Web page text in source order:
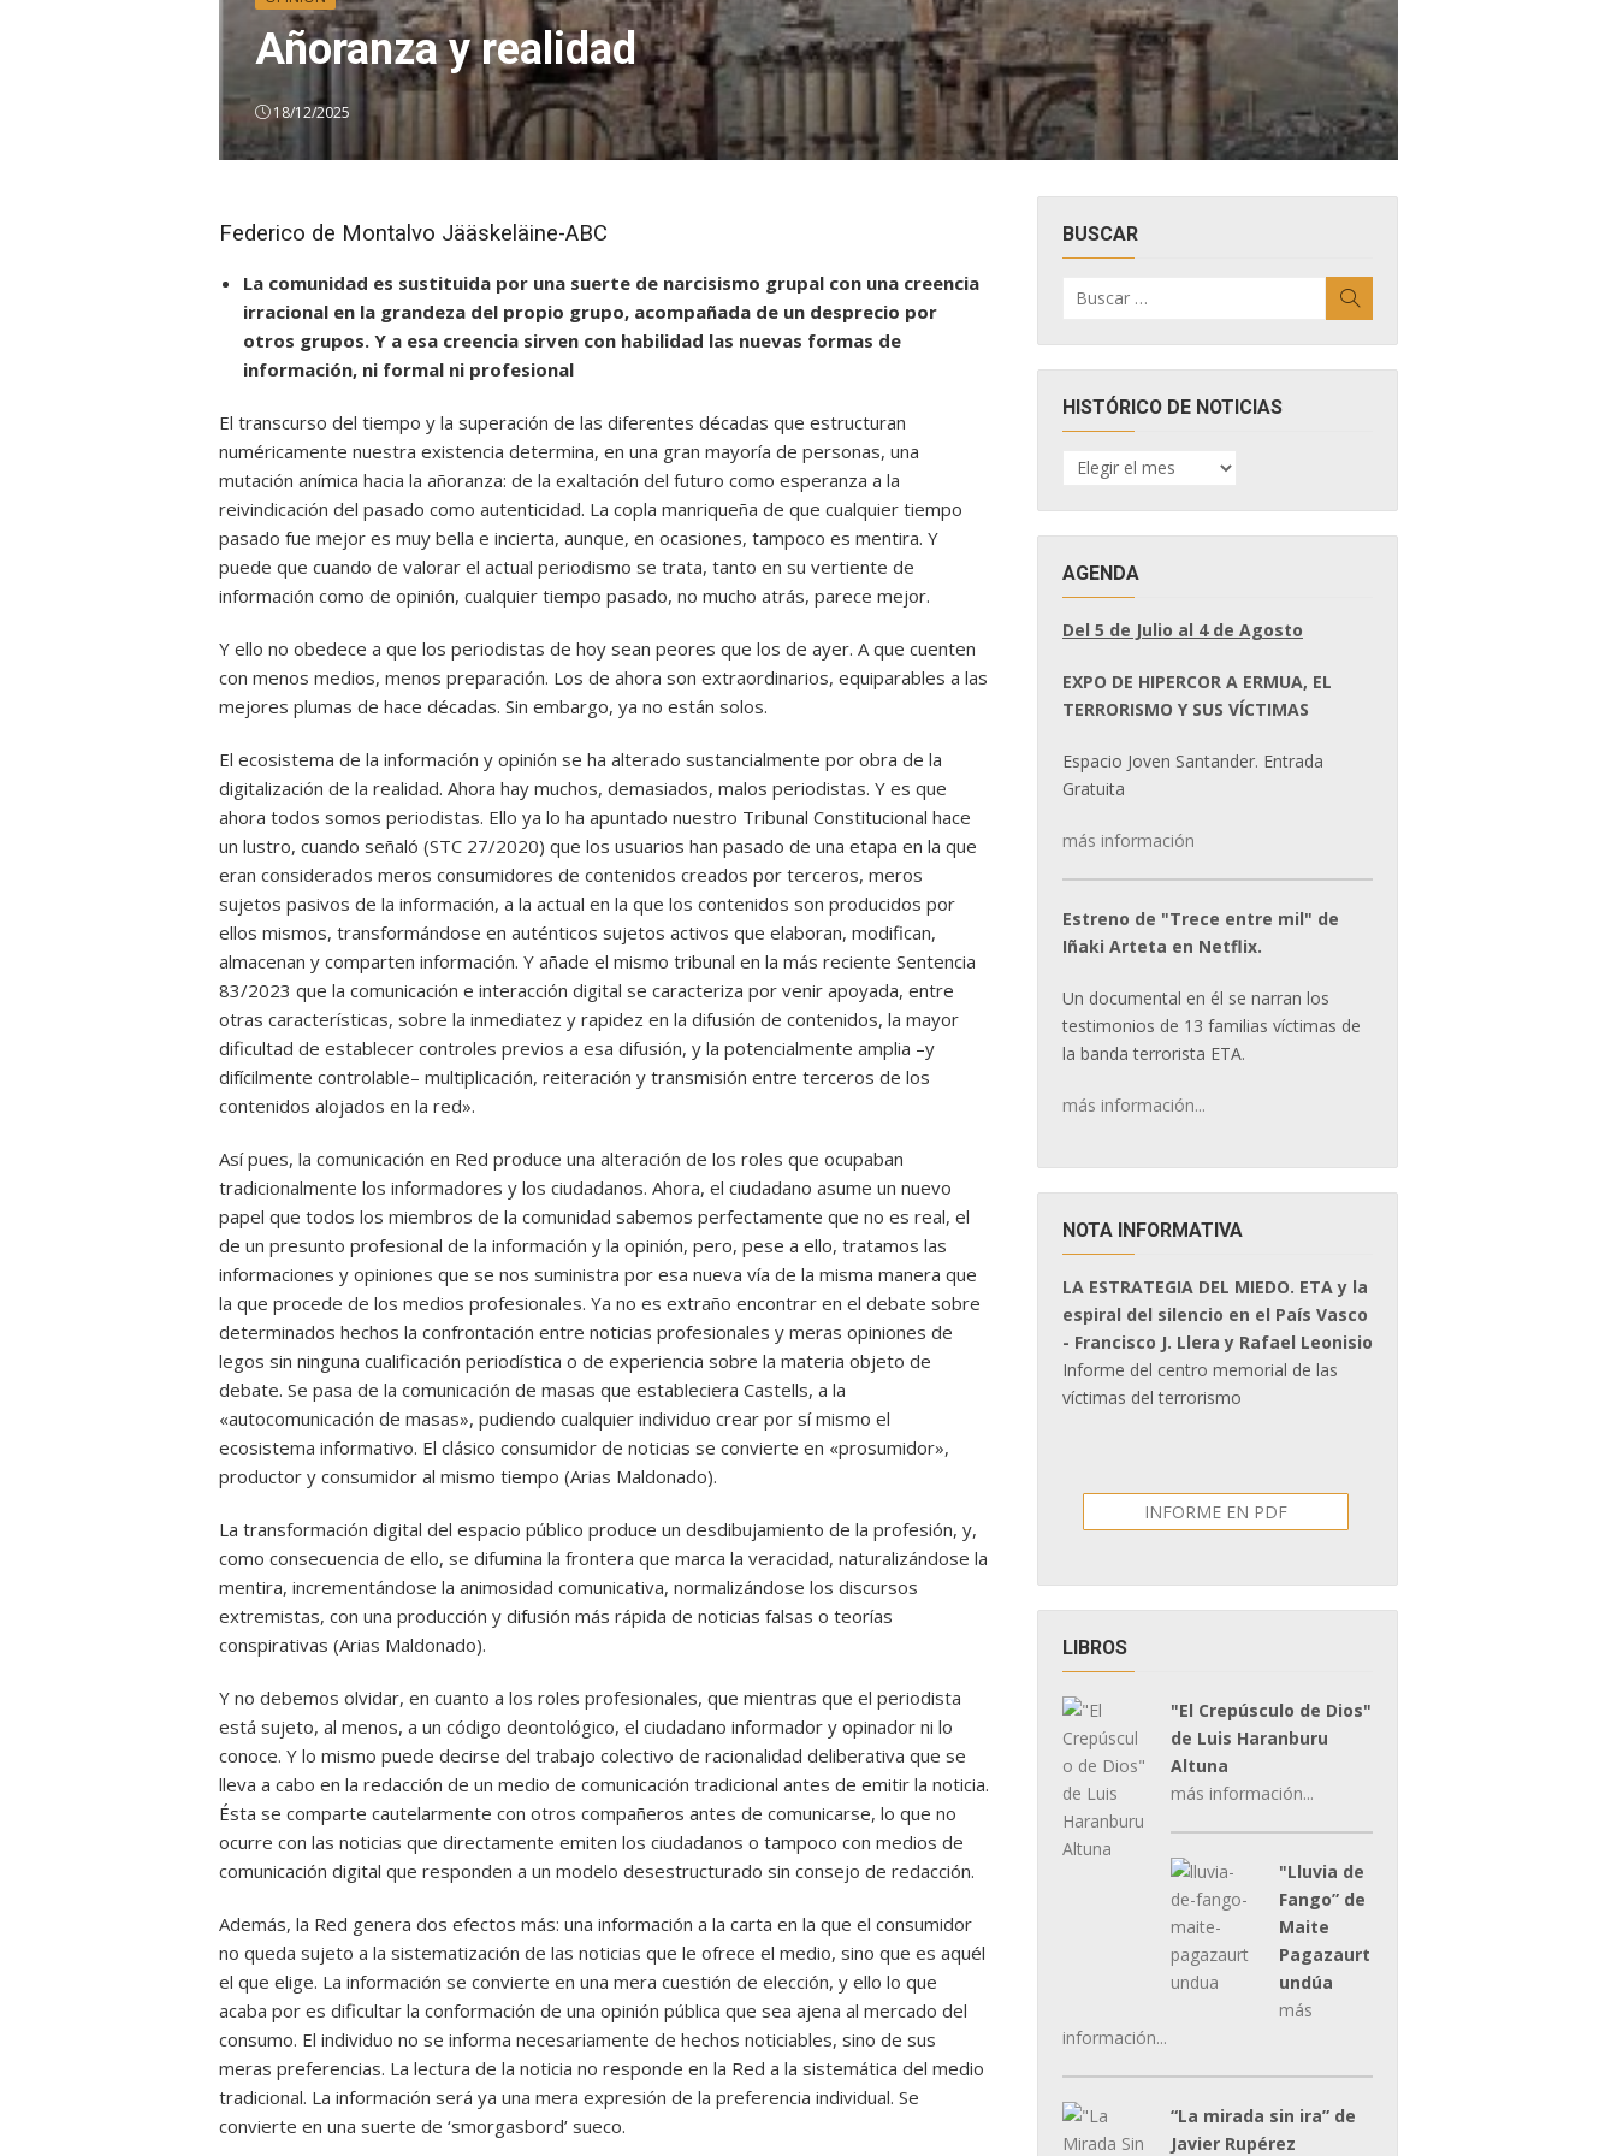
Añoranza y realidad
18/12/2025
Federico de Montalvo Jääskeläine-ABC
La comunidad es sustituida por una suerte de narcisismo grupal con una creencia
irracional en la grandeza del propio grupo, acompañada de un desprecio por
otros grupos. Y a esa creencia sirven con habilidad las nuevas formas de
información, ni formal ni profesional
El transcurso del tiempo y la superación de las diferentes décadas que estructuran
numéricamente nuestra existencia determina, en una gran mayoría de personas, una
mutación anímica hacia la añoranza: de la exaltación del futuro como esperanza a la
reivindicación del pasado como autenticidad. La copla manriqueña de que cualquier tiempo
pasado fue mejor es muy bella e incierta, aunque, en ocasiones, tampoco es mentira. Y
puede que cuando de valorar el actual periodismo se trata, tanto en su vertiente de
información como de opinión, cualquier tiempo pasado, no mucho atrás, parece mejor.
Y ello no obedece a que los periodistas de hoy sean peores que los de ayer. A que cuenten
con menos medios, menos preparación. Los de ahora son extraordinarios, equiparables a las
mejores plumas de hace décadas. Sin embargo, ya no están solos.
El ecosistema de la información y opinión se ha alterado sustancialmente por obra de la
digitalización de la realidad. Ahora hay muchos, demasiados, malos periodistas. Y es que
ahora todos somos periodistas. Ello ya lo ha apuntado nuestro Tribunal Constitucional hace
un lustro, cuando señaló (STC 27/2020) que los usuarios han pasado de una etapa en la que
eran considerados meros consumidores de contenidos creados por terceros, meros
sujetos pasivos de la información, a la actual en la que los contenidos son producidos por
ellos mismos, transformándose en auténticos sujetos activos que elaboran, modifican,
almacenan y comparten información. Y añade el mismo tribunal en la más reciente Sentencia
83/2023 que la comunicación e interacción digital se caracteriza por venir apoyada, entre
otras características, sobre la inmediatez y rapidez en la difusión de contenidos, la mayor
dificultad de establecer controles previos a esa difusión, y la potencialmente amplia –y
difícilmente controlable– multiplicación, reiteración y transmisión entre terceros de los
contenidos alojados en la red».
Así pues, la comunicación en Red produce una alteración de los roles que ocupaban
tradicionalmente los informadores y los ciudadanos. Ahora, el ciudadano asume un nuevo
papel que todos los miembros de la comunidad sabemos perfectamente que no es real, el
de un presunto profesional de la información y la opinión, pero, pese a ello, tratamos las
informaciones y opiniones que se nos suministra por esa nueva vía de la misma manera que
la que procede de los medios profesionales. Ya no es extraño encontrar en el debate sobre
determinados hechos la confrontación entre noticias profesionales y meras opiniones de
legos sin ninguna cualificación periodística o de experiencia sobre la materia objeto de
debate. Se pasa de la comunicación de masas que estableciera Castells, a la
«autocomunicación de masas», pudiendo cualquier individuo crear por sí mismo el
ecosistema informativo. El clásico consumidor de noticias se convierte en «prosumidor»,
productor y consumidor al mismo tiempo (Arias Maldonado).
La transformación digital del espacio público produce un desdibujamiento de la profesión, y,
como consecuencia de ello, se difumina la frontera que marca la veracidad, naturalizándose la
mentira, incrementándose la animosidad comunicativa, normalizándose los discursos
extremistas, con una producción y difusión más rápida de noticias falsas o teorías
conspirativas (Arias Maldonado).
Y no debemos olvidar, en cuanto a los roles profesionales, que mientras que el periodista
está sujeto, al menos, a un código deontológico, el ciudadano informador y opinador ni lo
conoce. Y lo mismo puede decirse del trabajo colectivo de racionalidad deliberativa que se
lleva a cabo en la redacción de un medio de comunicación tradicional antes de emitir la noticia.
Ésta se comparte cautelarmente con otros compañeros antes de comunicarse, lo que no
ocurre con las noticias que directamente emiten los ciudadanos o tampoco con medios de
comunicación digital que responden a un modelo desestructurado sin consejo de redacción.
Además, la Red genera dos efectos más: una información a la carta en la que el consumidor
no queda sujeto a la sistematización de las noticias que le ofrece el medio, sino que es aquél
el que elige. La información se convierte en una mera cuestión de elección, y ello lo que
acaba por es dificultar la conformación de una opinión pública que sea ajena al mercado del
consumo. El individuo no se informa necesariamente de hechos noticiables, sino de sus
meras preferencias. La lectura de la noticia no responde en la Red a la sistemática del medio
tradicional. La información será ya una mera expresión de la preferencia individual. Se
convierte en una suerte de ‘smorgasbord’ sueco.
BUSCAR
por:
HISTÓRICO DE NOTICIAS
HISTÓRICO
DE
AGENDA
Del 5 de Julio al 4 de Agosto
EXPO DE HIPERCOR A ERMUA, EL
TERRORISMO Y SUS VÍCTIMAS
Espacio Joven Santander. Entrada
Gratuita
más información
Estreno de "Trece entre mil" de
Iñaki Arteta en Netflix.
Un documental en él se narran los
testimonios de 13 familias víctimas de
la banda terrorista ETA.
más información...
NOTA INFORMATIVA
LA ESTRATEGIA DEL MIEDO. ETA y la
espiral del silencio en el País Vasco
- Francisco J. Llera y Rafael Leonisio
Informe del centro memorial de las
víctimas del terrorismo
INFORME EN PDF
LIBROS
"El Crepúsculo de Dios"
de Luis Haranburu
Altuna
más información...
"Lluvia de
Fango” de
Maite
Pagazaurt
undúa
más
información...
“La mirada sin ira” de
Javier Rupérez